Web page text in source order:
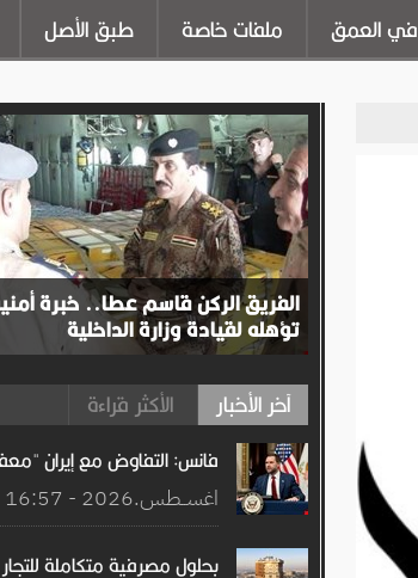
في العمق ملفات خاصة طبق الأصل
الفريق الركن قاسم عطا.. خبرة
تؤهله لقيادة وزارة الداخلية
آخر الأخبار الأكثر قراءة
فانس: التفاوض مع إيران
06 اغســطس.2026 - 16:57
بحلول مصرفية متكاملة